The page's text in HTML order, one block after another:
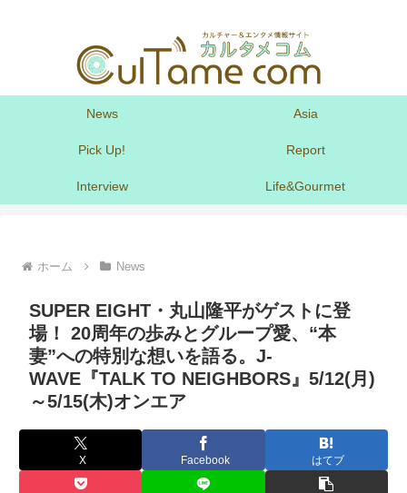
News Asia
Pick Up! Report
Interview Life&Gourmet
ホーム News
SUPER EIGHT・丸山隆平がゲストに登
場！ 20周年の歩みとグループ愛、“本
妻”への特別な想いを語る。J-
WAVE『TALK TO NEIGHBORS』5/12(月)
～5/15(木)オンエア
X Facebook はてブ